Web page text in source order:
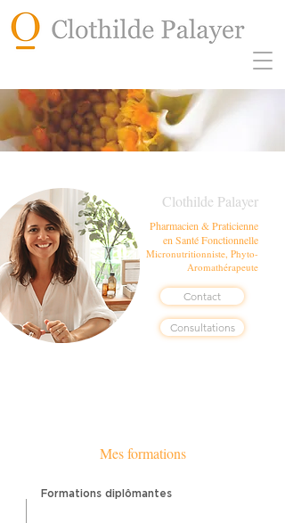
Clothilde Palayer
Pharmacien & Praticienne
en Santé Fonctionnelle
Micronutritionniste, Phyto-
Aromathérapeute
Contact
Consultations
Mes formations
Formations diplômantes